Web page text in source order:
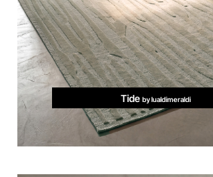
Tide by lualdimeraldi